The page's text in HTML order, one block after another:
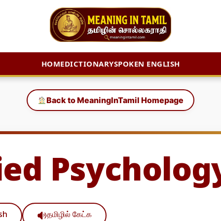
HOMEDICTIONARYSPOKEN ENGLISH
Back to MeaningInTamil Homepage
தமிழில் கேட்க